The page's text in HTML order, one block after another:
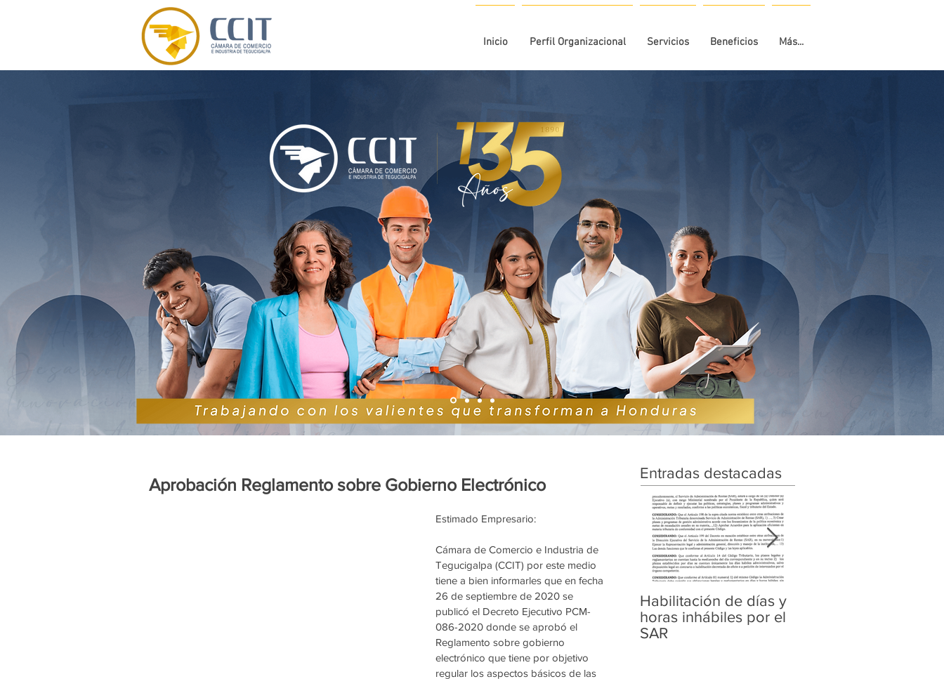
Inicio Perfil Organizacional Servicios Beneficios Más...
Aprobación Reglamento sobre Gobierno Electrónico
Estimado Empresario:
Cámara de Comercio e Industria de
Tegucigalpa (CCIT) por este medio
tiene a bien informarles que en fecha
26 de septiembre de 2020 se
publicó el Decreto Ejecutivo PCM-
086-2020 donde se aprobó el
Reglamento sobre gobierno
electrónico que tiene por objetivo
regular los aspectos básicos de las
Entradas destacadas
Habilitación de días y
horas inhábiles por el
SAR